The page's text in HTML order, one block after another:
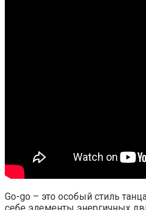
Go-go – это особый стиль